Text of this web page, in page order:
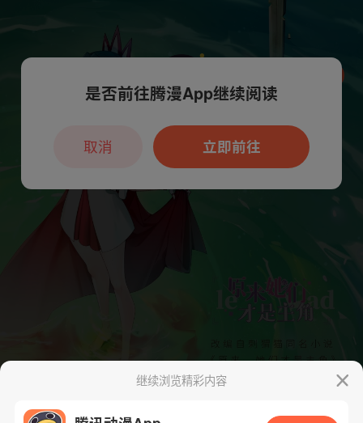
继续浏览精彩内容
本章节仅支持App阅读，可打开App新用
户7天免费看
是否前往腾漫App继续阅读
立即前往
取消